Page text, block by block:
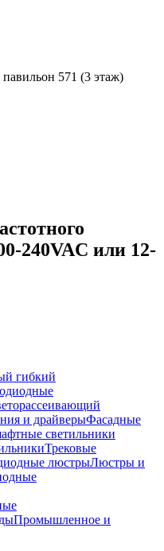
571 (3 этаж)
240VAC или 12-
гибкий
и драйверыФасадные
светильники
Трековые
люстрыЛюстры и
Промышленное и